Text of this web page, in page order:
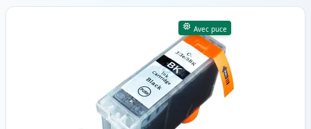
Avec puce